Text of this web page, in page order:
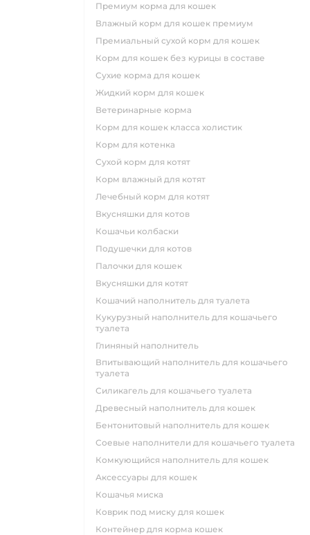
премиум корма для кошек
влажный корм для кошек премиум
премиальный сухой корм для кошек
корм для кошек без курицы в составе
сухие корма для кошек
жидкий корм для кошек
ветеринарные корма
корм для кошек класса холистик
корм для котенка
сухой корм для котят
корм влажный для котят
лечебный корм для котят
вкусняшки для котов
кошачьи колбаски
подушечки для котов
палочки для кошек
вкусняшки для котят
кошачий наполнитель для туалета
кукурузный наполнитель для кошачьего
туалета
глиняный наполнитель
впитывающий наполнитель для кошачьего
туалета
силикагель для кошачьего туалета
древесный наполнитель для кошек
бентонитовый наполнитель для кошек
соевые наполнители для кошачьего туалета
комкующийся наполнитель для кошек
аксессуары для кошек
кошачья миска
коврик под миску для кошек
контейнер для корма кошек